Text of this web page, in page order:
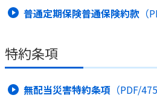
普通定期保険普通保険約款 （
特約条項
無配当災害特約条項 （PDF/